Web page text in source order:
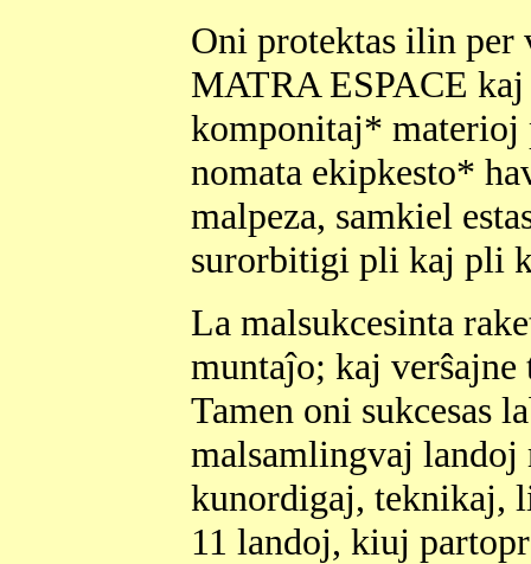
Oni protektas ilin per
MATRA ESPACE
komponitaj* materioj
nomata ekipkesto*
malpeza, samkiel
surorbitigi pli kaj pli
La malsukcesinta
muntaĵo; kaj verŝajne
Tamen oni sukcesas
malsamlingvaj landoj
kunordigaj, teknikaj,
11 landoj, kiuj